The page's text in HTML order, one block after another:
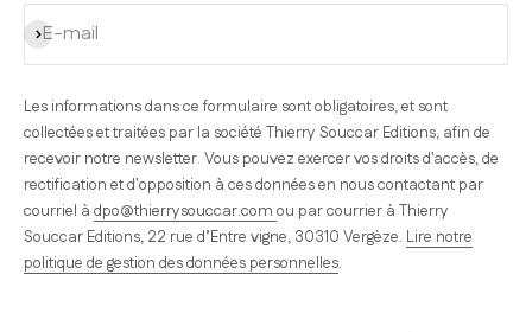
E-mail
S'inscrire
Les informations dans ce formulaire sont obligatoires, et sont
collectées et traitées par la société Thierry Souccar Editions, afin de
recevoir notre newsletter. Vous pouvez exercer vos droits d'accès, de
rectification et d'opposition à ces données en nous contactant par
courriel à dpo@thierrysouccar.com ou par courrier à Thierry
Souccar Editions, 22 rue d’Entre vigne, 30310 Vergèze. Lire notre
politique de gestion des données personnelles.